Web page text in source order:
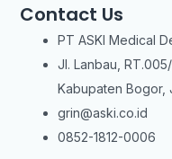
Contact Us
PT ASKI Medical
Jl. Lanbau,
Kabupaten Bogor,
grin@aski.co.id
0852-1812-0006